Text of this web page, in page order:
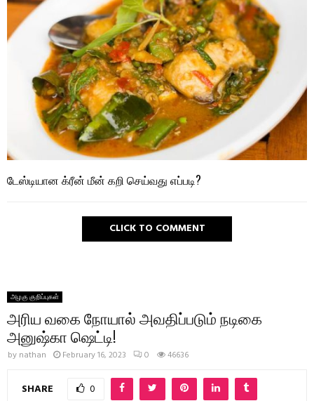
டேஸ்டியான க்ரீன் மீன் கறி செய்வது எப்படி?
CLICK TO COMMENT
அழகு குறிப்புகள்
அரிய வகை நோயால் அவதிப்படும் நடிகை
அனுஷ்கா ஷெட்டி!
by nathan February 16, 2023 0 46636
SHARE 0